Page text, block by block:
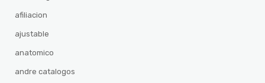
afiliacion
ajustable
anatomico
andre catalogos